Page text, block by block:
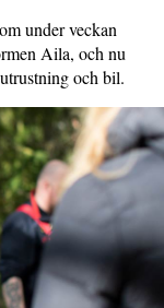
under veckan
Aila, och nu
och bil.